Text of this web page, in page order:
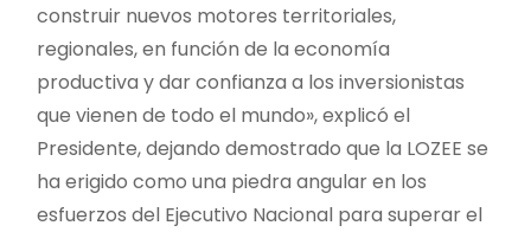
construir nuevos motores territoriales,
regionales, en función de la economía
productiva y dar confianza a los inversionistas
que vienen de todo el mundo», explicó el
Presidente, dejando demostrado que la LOZEE se
ha erigido como una piedra angular en los
esfuerzos del Ejecutivo Nacional para superar el